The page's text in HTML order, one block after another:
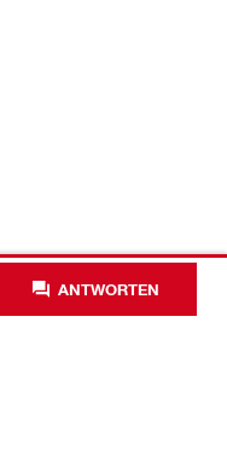
ANTWORTEN